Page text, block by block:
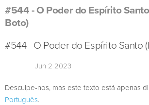
#544 - O Poder do Espírito
Boto)
#544 - O Poder do Espírito Santo
Jun 2 2023
Desculpe-nos, mas este texto está apenas
Português.